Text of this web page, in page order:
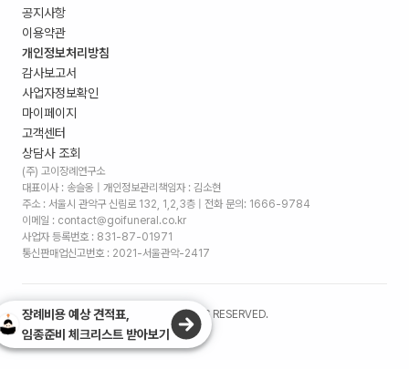
공지사항
이용약관
개인정보처리방침
감사보고서
사업자정보확인
마이페이지
고객센터
상담사 조회
(주) 고이장례연구소
대표이사 : 송슬옹 | 개인정보관리책임자 : 김소현
주소 : 서울시 관악구 신림로 132, 1,2,3층 | 전화 문의: 1666-9784
이메일 : contact@goifuneral.co.kr
사업자 등록번호 : 831-87-01971
통신판매업신고번호 : 2021-서울관악-2417
©2026. (주)고이장례연구소 ALL RIGHTS RESERVED.
장례비용 예상 견적표,
임종준비 체크리스트 받아보기